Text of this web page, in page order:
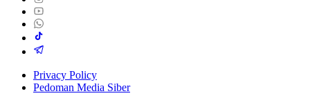
Privacy Policy
Pedoman Media Siber